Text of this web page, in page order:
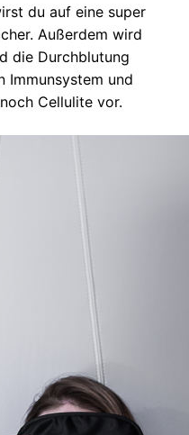
du auf eine super
Außerdem wird
die Durchblutung
Immunsystem und
Cellulite vor.